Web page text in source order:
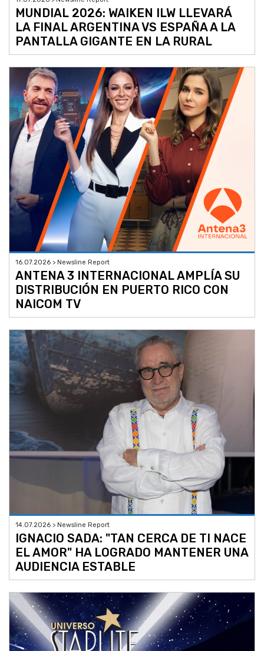
MUNDIAL 2026: WAIKEN ILW LLEVARÁ
LA FINAL ARGENTINA VS ESPAÑA A LA
PANTALLA GIGANTE EN LA RURAL
16.07.2026 > Newsline Report
ANTENA 3 INTERNACIONAL AMPLÍA SU
DISTRIBUCIÓN EN PUERTO RICO CON
NAICOM TV
14.07.2026 > Newsline Report
IGNACIO SADA: "TAN CERCA DE TI NACE
EL AMOR" HA LOGRADO MANTENER UNA
AUDIENCIA ESTABLE